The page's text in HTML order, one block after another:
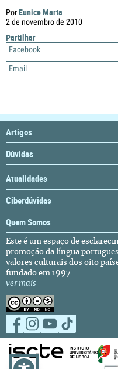
PorEunice Marta
2 de novembro de 2010
Partilhar
Facebook
Email
Artigos
Dúvidas
Atualidades
Ciberdúvidas
Quem Somos
Este é um espaço de
promoção da língua
valores culturais dos oito
fundado em 1997.
ver mais